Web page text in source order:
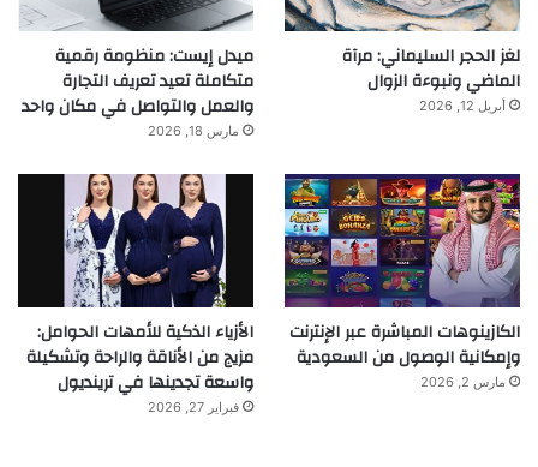
لغز الحجر السليماني: مرآة
الماضي ونبوءة الزوال
أبريل 12, 2026
ميدل إيست: منظومة رقمية
متكاملة تعيد تعريف التجارة
والعمل والتواصل في مكان واحد
مارس 18, 2026
الكازينوهات المباشرة عبر الإنترنت
وإمكانية الوصول من السعودية
مارس 2, 2026
الأزياء الذكية للأمهات الحوامل:
مزيج من الأناقة والراحة وتشكيلة
واسعة تجدينها في ترينديول
فبراير 27, 2026